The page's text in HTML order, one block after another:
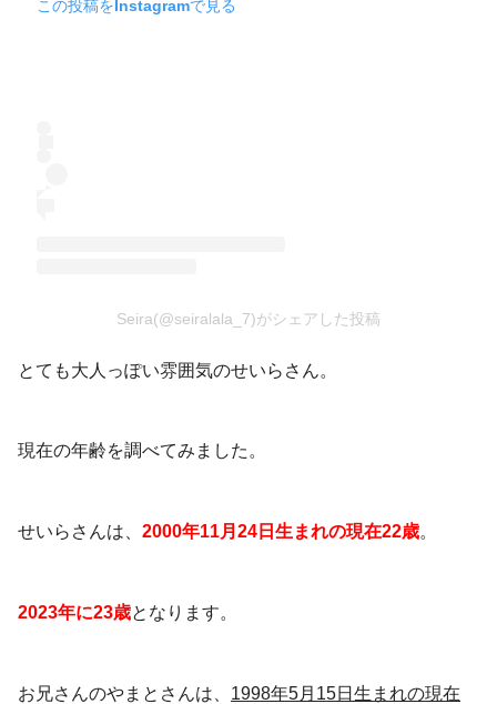
この投稿をInstagramで見る
Seira(@seiralala_7)がシェアした投稿
とても大人っぽい雰囲気のせいらさん。
現在の年齢を調べてみました。
せいらさんは、 2000年11月24日生まれの現在22歳。
2023年に23歳となります。
お兄さんのやまとさんは、 1998年5月15日生まれの現在